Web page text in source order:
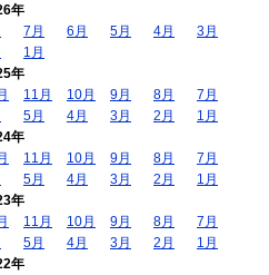
年
7月 6月 5月 4月
3月
1月
年
11月 10月 9月 8月
7月
5月 4月 3月 2月
1月
年
11月 10月 9月 8月
7月
5月 4月 3月 2月
1月
年
11月 10月 9月 8月
7月
5月 4月 3月 2月
1月
年